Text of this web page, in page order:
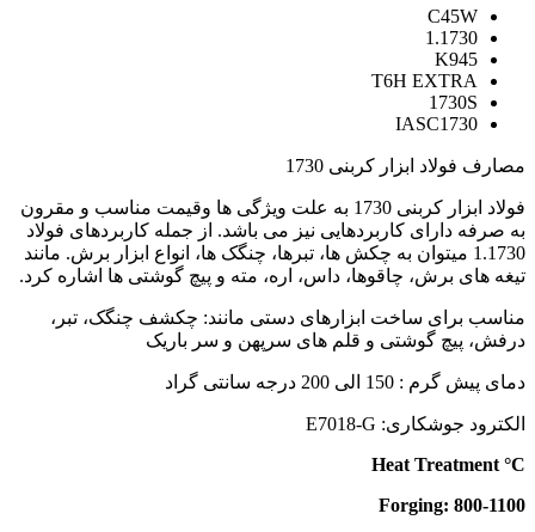
C45W
1.1730
K945
T6H EXTRA
1730S
IASC1730
مصارف فولاد ابزار کربنی 1730
فولاد ابزار کربنی 1730 به علت ویژگی ها وقیمت مناسب و مقرون
به صرفه دارای کاربردهایی نیز می باشد. از جمله کاربردهای فولاد
1.1730 میتوان به چکش ها، تبرها، چنگک ها، انواع ابزار برش. مانند
تیغه های برش، چاقوها، داس، اره، مته و پیچ گوشتی ها اشاره کرد.
مناسب برای ساخت ابزارهای دستی مانند: چکشف چنگک، تبر،
درفش، پیچ گوشتی و قلم های سرپهن و سر باریک
دمای پیش گرم : 150 الی 200 درجه سانتی گراد
الکترود جوشکاری: E7018-G
Heat Treatment °C
Forging: 800-1100